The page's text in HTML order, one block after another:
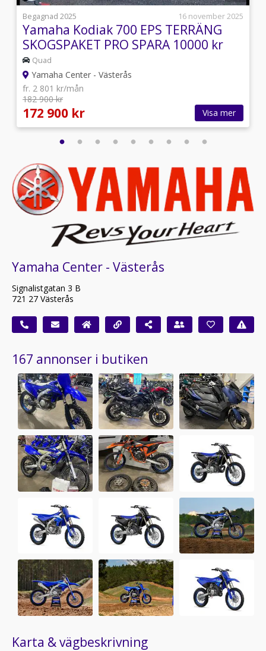
Begagnad 2025
16 november 2025
Yamaha Kodiak 700 EPS TERRÄNG
SKOGSPAKET PRO SPARA 10000 kr
Quad
Yamaha Center - Västerås
fr. 2 801 kr/mån
182 900 kr
172 900 kr Visa mer
Yamaha Center - Västerås
Signalistgatan 3 B
721 27 Västerås
167 annonser i butiken
Karta & vägbeskrivning